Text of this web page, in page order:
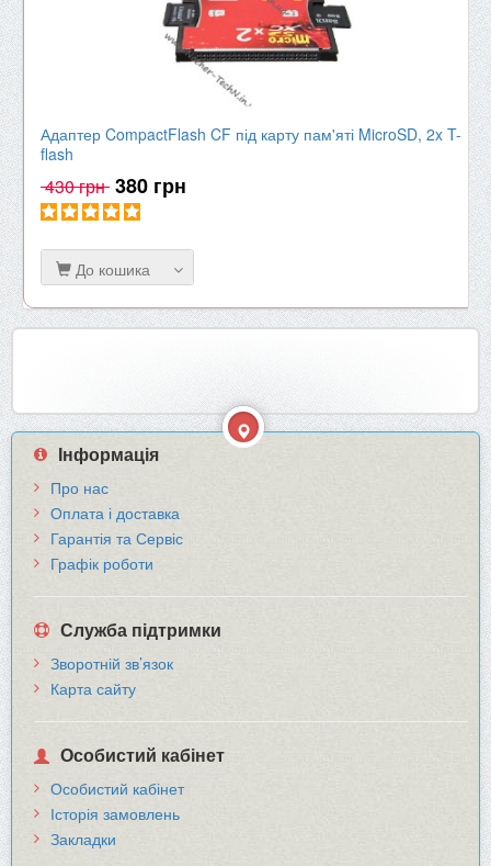
Адаптер CompactFlash CF під карту пам'яті MicroSD, 2x T-
flash
430 грн 380 грн
До кошика
Інформація
Про нас
Оплата і доставка
Гарантія та Сервіс
Графік роботи
Служба підтримки
Зворотній зв’язок
Карта сайту
Особистий кабінет
Особистий кабінет
Історія замовлень
Закладки